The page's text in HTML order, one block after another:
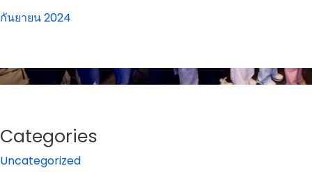
กันยายน 2024
Categories
Uncategorized